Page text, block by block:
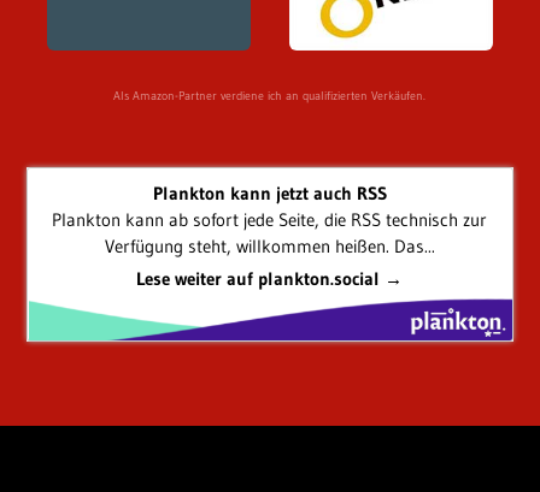
Als Amazon-Partner verdiene ich an qualifizierten Verkäufen.
Plankton kann jetzt auch RSS
Plankton kann ab sofort jede Seite, die RSS technisch zur
Verfügung steht, willkommen heißen. Das...
Lese weiter auf plankton.social →